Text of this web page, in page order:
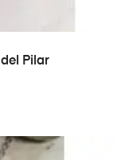
Pilar